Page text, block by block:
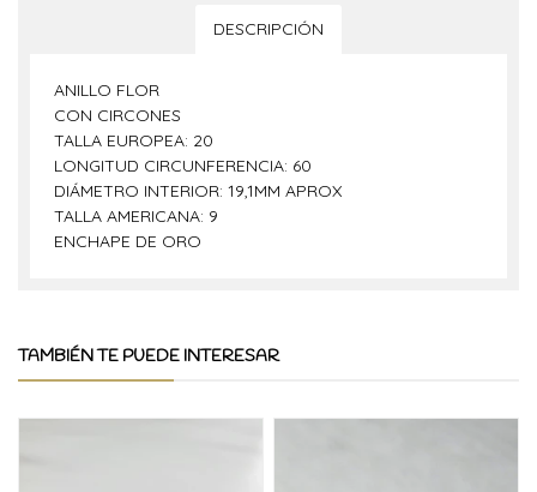
DESCRIPCIÓN
ANILLO FLOR
CON CIRCONES
TALLA EUROPEA: 20
LONGITUD CIRCUNFERENCIA: 60
DIÁMETRO INTERIOR: 19,1MM APROX
TALLA AMERICANA: 9
ENCHAPE DE ORO
TAMBIÉN TE PUEDE INTERESAR